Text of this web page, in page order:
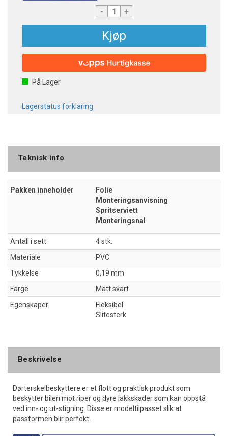
- +
Kjøp
På Lager
Lagerstatus forklaring
Teknisk info
Pakken inneholder
Folie
Monteringsanvisning
Spritserviett
Monteringsnal
Antall i sett
4 stk.
Materiale
PVC
Tykkelse
0,19 mm
Farge
Matt svart
Egenskaper
Fleksibel
Slitesterk
Beskrivelse
Dørterskelbeskyttere er et flott og praktisk produkt som
beskytter bilen mot riper og dyre lakkskader som kan oppstå
ved inn- og ut-stigning. Disse er modeltilpasset slik at
passformen blir perfekt.